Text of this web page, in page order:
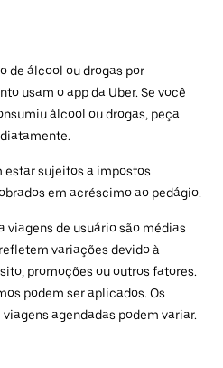
de álcool ou drogas por
usam o app da Uber. Se você
álcool ou drogas, peça
sujeitos a impostos
em acréscimo ao pedágio.
viagens de usuário são médias
variações devido à
promoções ou outros fatores.
podem ser aplicados. Os
agendadas podem variar.